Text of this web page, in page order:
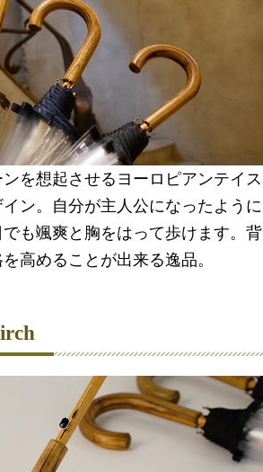
を想起させるヨーロピアンテイス
イン。自分が主人公になったように
も颯爽と胸をはって歩けます。背
高めることが出来る逸品。